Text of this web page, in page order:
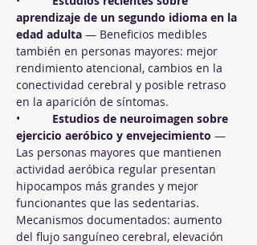
aprendizaje de un segundo idioma en la
edad adulta — Beneficios medibles
también en personas mayores: mejor
rendimiento atencional, cambios en la
conectividad cerebral y posible retraso
en la aparición de síntomas.
• Estudios de neuroimagen sobre
ejercicio aeróbico y envejecimiento —
Las personas mayores que mantienen
actividad aeróbica regular presentan
hipocampos más grandes y mejor
funcionantes que las sedentarias.
Mecanismos documentados: aumento
del flujo sanguíneo cerebral, elevación